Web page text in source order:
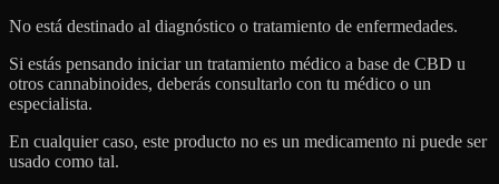
No está destinado al diagnóstico o tratamiento de enfermedades.
Si estás pensando iniciar un tratamiento médico a base de CBD u
otros cannabinoides, deberás consultarlo con tu médico o un
especialista.
En cualquier caso, este producto no es un medicamento ni puede ser
usado como tal.